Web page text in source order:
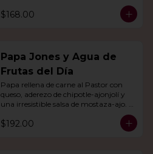
$168.00
Papa Jones y Agua de
Frutas del Día
Papa rellena de carne al Pastor con
queso, aderezo de chipotle-ajonjolí y
una irresistible salsa de mostaza-ajo.
$192.00